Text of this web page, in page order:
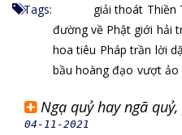
Tags: giải thoát Thiền
đường về Phật giới hải
hoa tiêu Pháp trần lời
bầu hoàng đạo vượt ảo
Ngạ quỷ hay ngã
04-11-2021